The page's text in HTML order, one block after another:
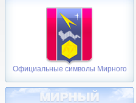
Официальные символы Мирного